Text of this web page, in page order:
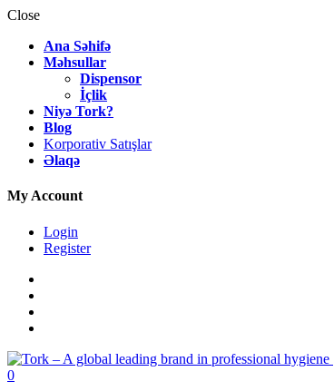
Close
Ana Səhifə
Məhsullar
Dispensor
İçlik
Niyə Tork?
Blog
Korporativ Satışlar
Əlaqə
My Account
Login
Register
0